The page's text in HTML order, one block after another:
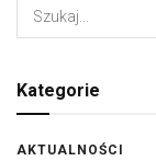
Kategorie
AKTUALNOŚCI